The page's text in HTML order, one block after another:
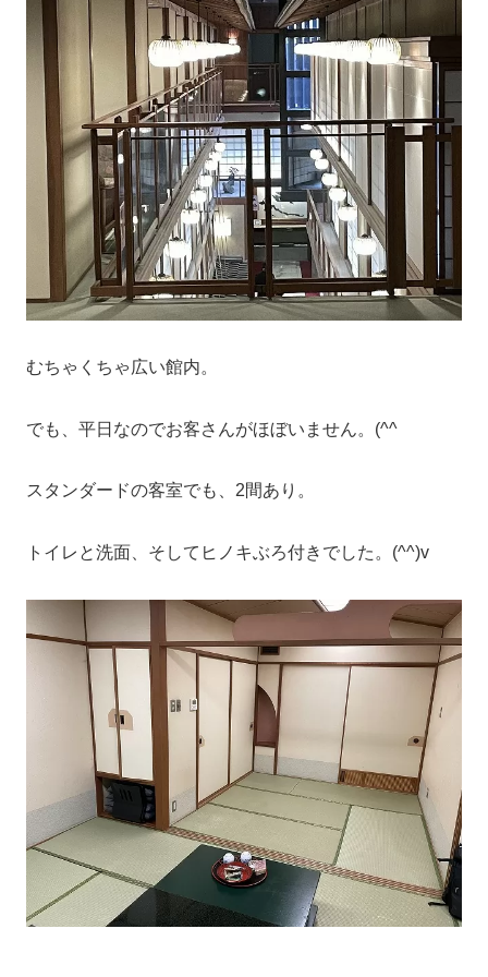
むちゃくちゃ広い館内。
でも、平日なのでお客さんがほぼいません。(^^
スタンダードの客室でも、2間あり。
トイレと洗面、そしてヒノキぶろ付きでした。(^^)v